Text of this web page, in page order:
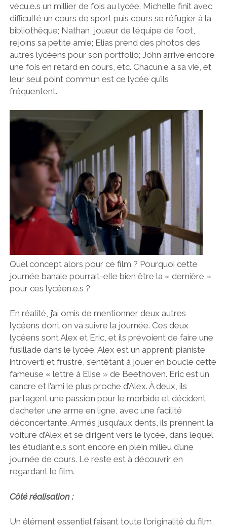
vécu.e.s un millier de fois au lycée. Michelle finit avec
difficulté un cours de sport puis cours se réfugier à la
bibliothèque; Nathan, joueur de l’équipe de foot,
rejoins sa petite amie; Elias prend des photos des
autres lycéens pour son portfolio; John arrive encore
une fois en retard en cours, etc. Chacun.e a sa vie, et
leur seul point commun est ce lycée qu’ils
fréquentent.
Quel concept alors pour ce film ? Pourquoi cette
journée banale pourrait-elle bien être la « dernière »
pour ces lycéen.e.s ?
En réalité, j’ai omis de mentionner deux autres
lycéens dont on va suivre la journée. Ces deux
lycéens sont Alex et Eric, et ils prévoient de faire une
fusillade dans le lycée. Alex est un apprenti pianiste
introverti et frustré, s’entêtant à jouer en boucle cette
fameuse « lettre à Elise » de Beethoven. Eric est un
cancre et l’ami le plus proche d’Alex. À deux, ils
partagent une passion pour le morbide et décident
d’acheter une arme en ligne, avec une facilité
déconcertante. Armés jusqu’aux dents, ils prennent la
voiture d’Alex et se dirigent vers le lycée, dans lequel
les étudiant.e.s sont encore en plein milieu d’une
journée de cours. Le reste est à découvrir en
regardant le film.
Côté réalisation :
Un élément essentiel faisant toute l’originalité du film,